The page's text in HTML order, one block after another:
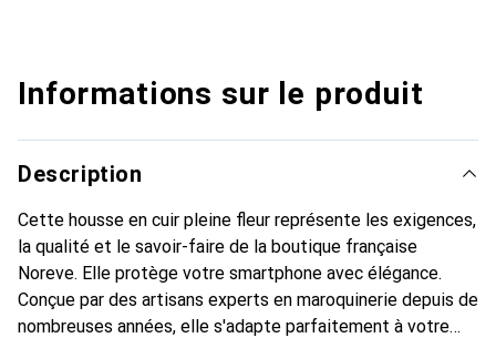
Informations sur le produit
Description
Cette housse en cuir pleine fleur représente les exigences,
la qualité et le savoir-faire de la boutique française
Noreve. Elle protège votre smartphone avec élégance.
Conçue par des artisans experts en maroquinerie depuis de
nombreuses années, elle s'adapte parfaitement à votre